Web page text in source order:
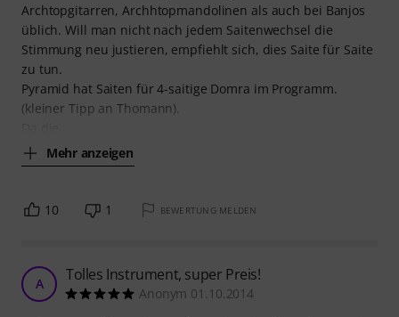
Archtopgitarren, Archhtopmandolinen als auch bei Banjos
üblich. Will man nicht nach jedem Saitenwechsel die
Stimmung neu justieren, empfiehlt sich, dies Saite für Saite
zu tun.
Pyramid hat Saiten für 4-saitige Domra im Programm.
(kleiner Tipp an Thomann).
Mehr anzeigen
10 1 BEWERTUNG MELDEN
A Tolles Instrument, super Preis!
Anonym 01.10.2014